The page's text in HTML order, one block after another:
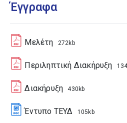
Έγγραφα
Μελέτη 272kb
Περιληπτική Διακήρυξη
Διακήρυξη 430kb
Έντυπο ΤΕΥΔ 105kb